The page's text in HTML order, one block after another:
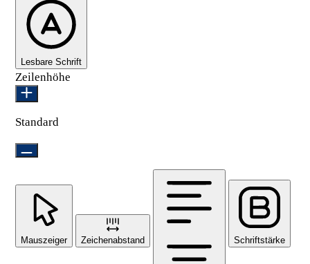
Lesbare Schrift
Zeilenhöhe
Standard
Mauszeiger Zeichenabstand Schriftstärke